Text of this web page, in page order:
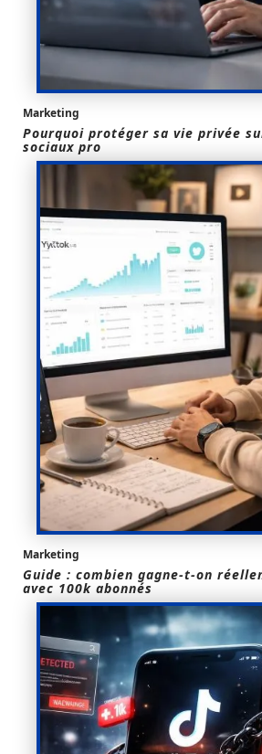
Marketing
Pourquoi protéger sa vie privée
sociaux pro
Marketing
Guide : combien gagne-t-on
avec 100k abonnés